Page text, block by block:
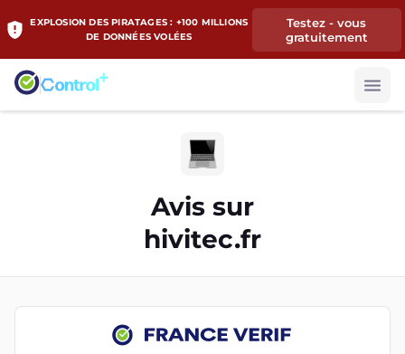
EXPLOSION DES PIRATAGES : +100 MILLIONS
DE DONNÉES VOLÉES
Testez - vous
gratuitement
Avis sur
hivitec.fr